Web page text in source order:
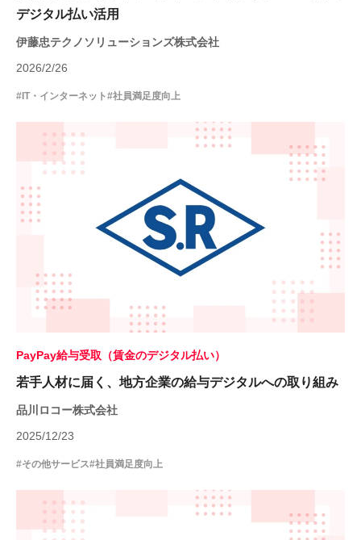
デジタル払い活用
伊藤忠テクノソリューションズ株式会社
2026/2/26
#IT・インターネット#社員満足度向上
PayPay給与受取（賃金のデジタル払い）
若手人材に届く、地方企業の給与デジタルへの取り組み
品川ロコー株式会社
2025/12/23
#その他サービス#社員満足度向上